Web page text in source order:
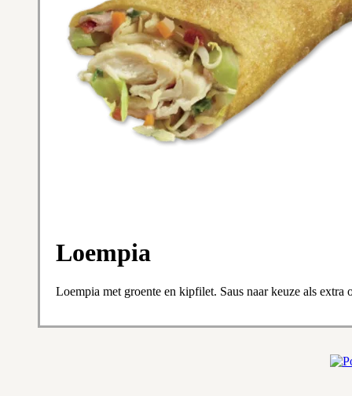
Loempia
Loempia met groente en kipfilet. Saus naar keuze als extra